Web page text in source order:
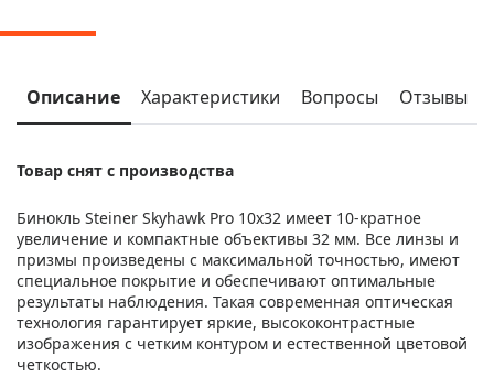
Описание Характеристики Вопросы Отзывы
Товар снят с производства
Бинокль Steiner Skyhawk Pro 10x32 имеет 10-кратное
увеличение и компактные объективы 32 мм. Все линзы и
призмы произведены с максимальной точностью, имеют
специальное покрытие и обеспечивают оптимальные
результаты наблюдения. Такая современная оптическая
технология гарантирует яркие, высококонтрастные
изображения с четким контуром и естественной цветовой
четкостью.